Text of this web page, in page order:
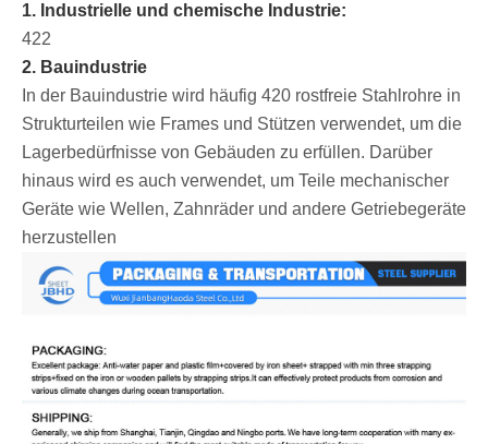
1. Industrielle und chemische Industrie:
422
2. Bauindustrie
In der Bauindustrie wird häufig 420 rostfreie Stahlrohre in
Strukturteilen wie Frames und Stützen verwendet, um die
Lagerbedürfnisse von Gebäuden zu erfüllen. Darüber
hinaus wird es auch verwendet, um Teile mechanischer
Geräte wie Wellen, Zahnräder und andere Getriebegeräte
herzustellen